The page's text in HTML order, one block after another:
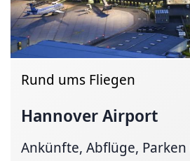
Rund ums Fliegen
Hannover Airport
Ankünfte, Abflüge,